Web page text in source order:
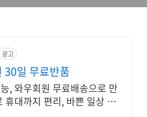
광고
30일 무료반품
, 와우회원 무료배송으로 만
휴대까지 편리, 바쁜 일상 속